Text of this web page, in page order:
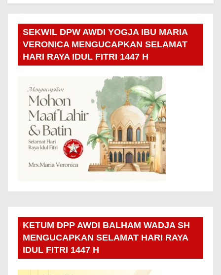
SEKWIL DPW AWDI YOGJA IBU MARIA
VERONICA MENGUCAPKAN SELAMAT
HARI RAYA IDUL FITRI 1447 H
KETUM DPP AWDI BALHAM WADJA SH
MENGUCAPKAN SELAMAT HARI RAYA
IDUL FITRI 1447 H